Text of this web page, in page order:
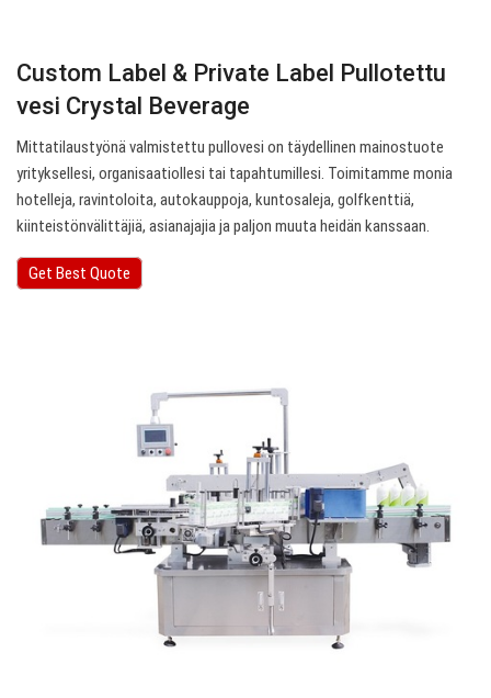
Custom Label & Private Label Pullotettu
vesi Crystal Beverage
Mittatilaustyönä valmistettu pullovesi on täydellinen mainostuote
yrityksellesi, organisaatiollesi tai tapahtumillesi. Toimitamme monia
hotelleja, ravintoloita, autokauppoja, kuntosaleja, golfkenttiä,
kiinteistönvälittäjiä, asianajajia ja paljon muuta heidän kanssaan.
Get Best Quote